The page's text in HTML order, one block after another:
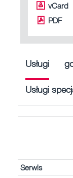
vCard
PDF
Usługi
Usługi
Serwis